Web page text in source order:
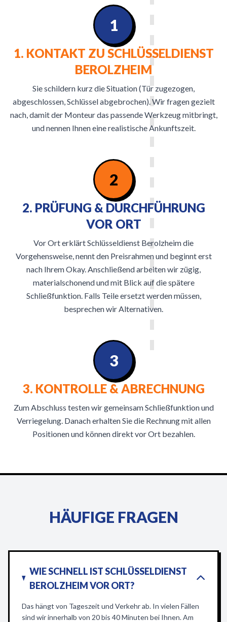
1. KONTAKT ZU SCHLÜSSELDIENST
BEROLZHEIM
Sie schildern kurz die Situation (Tür zugezogen,
abgeschlossen, Schlüssel abgebrochen). Wir fragen gezielt
nach, damit der Monteur das passende Werkzeug mitbringt,
und nennen Ihnen eine realistische Ankunftszeit.
1
2
2. PRÜFUNG & DURCHFÜHRUNG
VOR ORT
Vor Ort erklärt Schlüsseldienst Berolzheim die
Vorgehensweise, nennt den Preisrahmen und beginnt erst
nach Ihrem Okay. Anschließend arbeiten wir zügig,
materialschonend und mit Blick auf die spätere
Schließfunktion. Falls Teile ersetzt werden müssen,
besprechen wir Alternativen.
3. KONTROLLE & ABRECHNUNG
Zum Abschluss testen wir gemeinsam Schließfunktion und
Verriegelung. Danach erhalten Sie die Rechnung mit allen
Positionen und können direkt vor Ort bezahlen.
3
HÄUFIGE FRAGEN
WIE SCHNELL IST SCHLÜSSELDIENST
BEROLZHEIM VOR ORT?
Das hängt von Tageszeit und Verkehr ab. In vielen Fällen
sind wir innerhalb von 20 bis 40 Minuten bei Ihnen. Am